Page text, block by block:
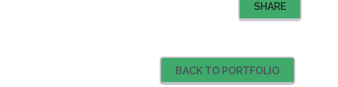
SHARE
BACK TO PORTFOLIO